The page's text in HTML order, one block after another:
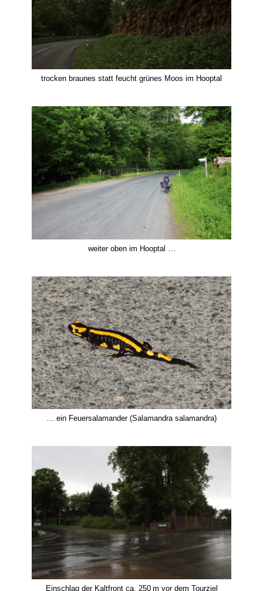
trocken braunes statt feucht grünes Moos im Hooptal
weiter oben im Hooptal …
… ein Feuersalamander (Salamandra salamandra)
Einschlag der Kaltfront ca. 250 m vor dem Tourziel